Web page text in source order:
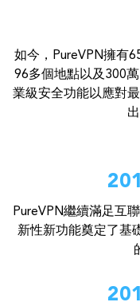
如今，PureVPN擁有
96多個地點以及300
業級安全功能以應對
PureVPN繼續滿足互
新性新功能奠定了基